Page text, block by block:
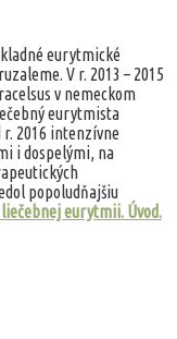
eurytmické
V r. 2013 – 2015
v nemeckom
eurytmista
2016 intenzívne
i dospelými, na
popoludňajšiu
eurytmii. Úvod.